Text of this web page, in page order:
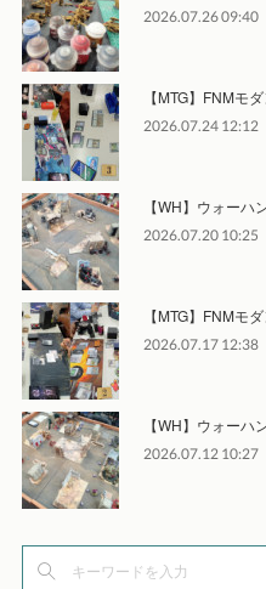
2026.07.26 09:40
【MTG】FNMモ
2026.07.24 12:12
【WH】ウォーハ
2026.07.20 10:25
【MTG】FNMモ
2026.07.17 12:38
【WH】ウォーハ
2026.07.12 10:27